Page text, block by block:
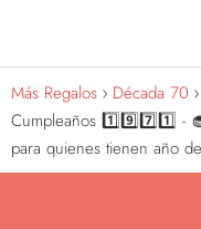
Más Regalos Década 70
Cumpleaños 1️⃣9️⃣7️⃣1️⃣ -
para quienes tienen año